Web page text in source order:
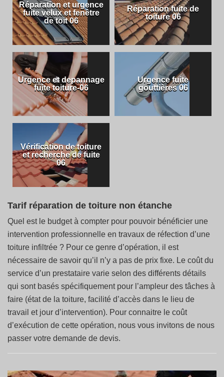
Réparation et urgence
fuite velux et fenêtre
de toit 06
Réparation fuite de
toiture 06
Urgence et depannage
fuite toiture-06
Urgence fuite
gouttières 06
Vérification de toiture
et recherche de fuite
06
Tarif réparation de toiture non étanche
Quel est le budget à compter pour pouvoir bénéficier une
intervention professionnelle en travaux de réfection d’une
toiture infiltrée ? Pour ce genre d’opération, il est
nécessaire de savoir qu’il n’y a pas de prix fixe. Le coût du
service d’un prestataire varie selon des différents détails
qui sont basés spécifiquement pour l’ampleur des tâches à
faire (état de la toiture, facilité d’accès dans le lieu de
travail et jour d’intervention). Pour connaitre le coût
d’exécution de cette opération, nous vous invitons de nous
passer votre demande de devis.